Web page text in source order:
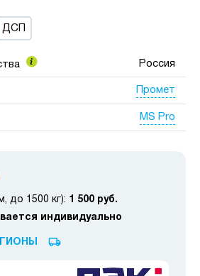
ДСП
Россия
Промет
MS Pro
до 1500 кг): 1 500 руб.
индивидуально